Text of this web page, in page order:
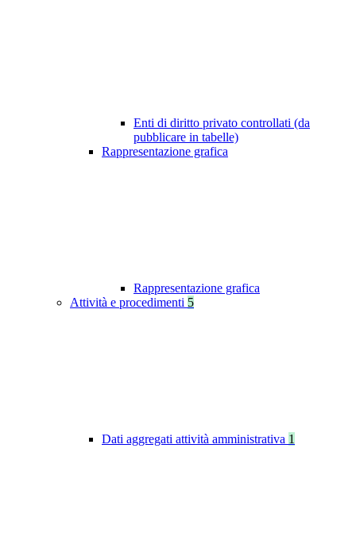
Enti di diritto privato controllati (da
pubblicare in tabelle)
Rappresentazione grafica
Rappresentazione grafica
Attività e procedimenti 5
Dati aggregati attività amministrativa 1